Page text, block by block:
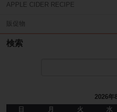
APPLE CIDER RECIPE
販促物
検索
2026年
日
月 火 水